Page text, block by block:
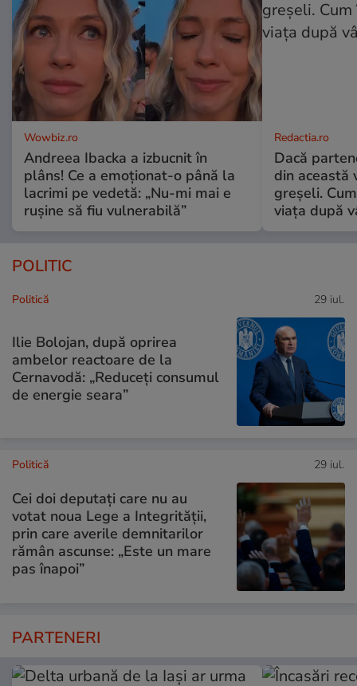
Wowbiz.ro
Andreea Ibacka a izbucnit în
plâns! Ce a emoționat-o până la
lacrimi pe vedetă: „Nu-mi mai e
rușine să fiu vulnerabilă”
Redactia.ro
Dacă
din această
greșeli.
viața după
POLITIC
Politică 29 iul.
Ilie Bolojan, după oprirea
ambelor reactoare de la
Cernavodă: „Reduceți consumul
de energie seara”
Politică 29 iul.
Cei doi deputați care nu au
votat noua Lege a Integrității,
prin care averile demnitarilor
rămân ascunse: „Este un mare
pas înapoi”
PARTENERI